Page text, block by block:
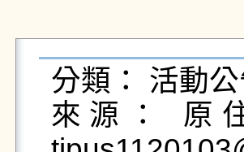
分類： 活動
來源： 原